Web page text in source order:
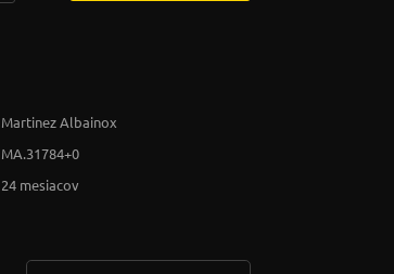
Martinez Albainox
MA.31784+0
24 mesiacov